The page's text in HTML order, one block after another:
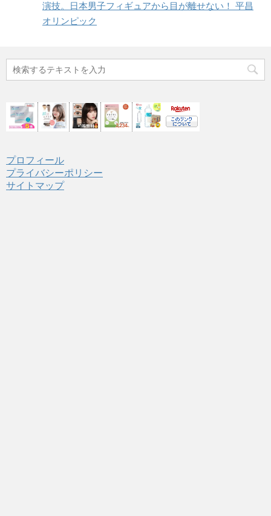
演技。日本男子フィギュアから目が離せない！ 平昌
オリンピック
プロフィール
プライバシーポリシー
サイトマップ